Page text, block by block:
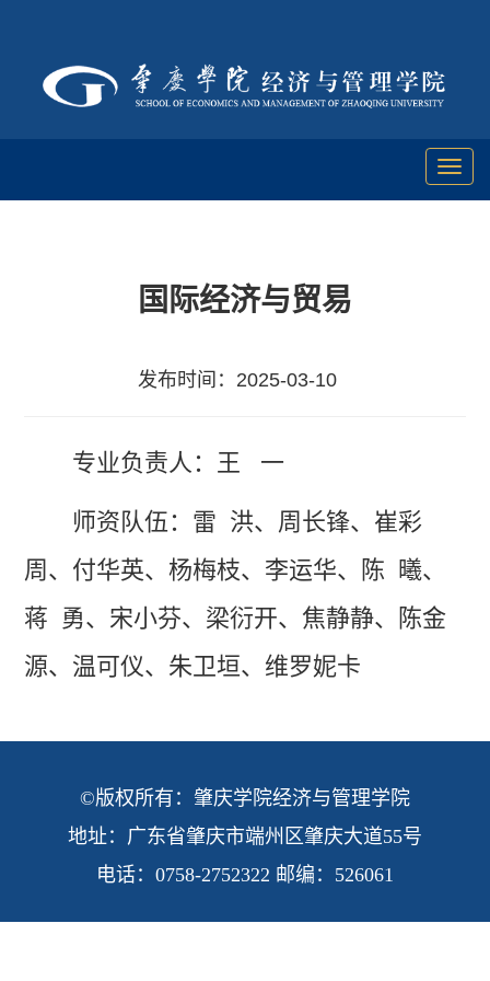
Toggle
国际经济与贸易
发布时间：2025-03-10
专业负责人： 王 一
师资队伍： 雷 洪、 周长锋、 崔彩
周 、 付华英、杨梅枝、 李运华、 陈 曦、
蒋 勇、 宋小芬、 梁衍开、 焦静静、
陈金
源、 温可仪、 朱卫垣、维罗妮卡
©版权所有：肇庆学院经济与管理学院
地址：广东省肇庆市端州区肇庆大道55号
电话：0758-2752322 邮编：526061